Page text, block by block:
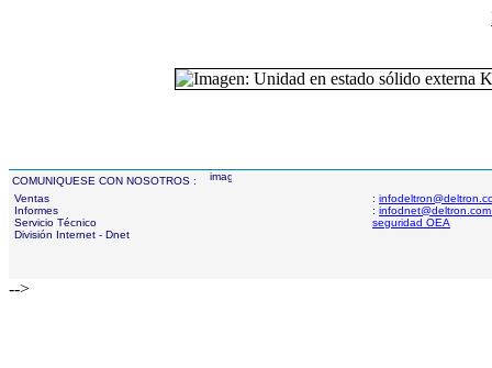
COMUNIQUESE CON NOSOTROS :
Ventas
Informes
Servicio Técnico
División Internet - Dnet
:
:
seguridad OEA
-->